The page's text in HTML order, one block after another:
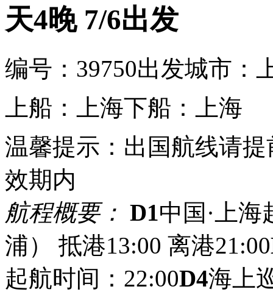
天4晚 7/6出发
编号：39750出发城市：
上船：上海下船：上海
温馨提示：出国航线请
效期内
航程概要： D1中国·上海
浦） 抵港13:00 离港21:00
起航时间：22:00D4海上